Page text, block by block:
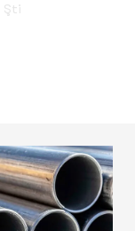
Şti